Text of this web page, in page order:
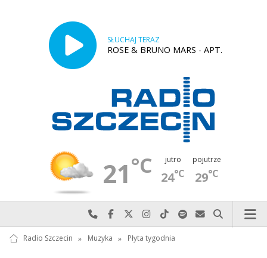
SŁUCHAJ TERAZ
ROSE & BRUNO MARS - APT.
21°C jutro
24°C
pojutrze
29°C
Najlepiej po prostu do nas zadzwoń
Odwiedź nas na Facebook-u
Odwiedź nas na X
Odwiedź nas na Instagram-ie
Odwiedź nas na TikTok-u
Szukaj nas na Spotify
Wyślij do nas
Szukaj
Radio Szczecin » Muzyka » Płyta tygodnia